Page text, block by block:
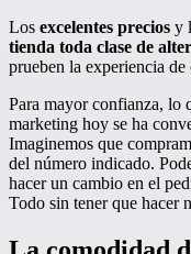
Los excelentes precios y
tienda toda clase de
prueben la experiencia
Para mayor confianza, lo
marketing hoy se ha
Imaginemos que
del número indicado.
hacer un cambio en el
Todo sin tener que hacer